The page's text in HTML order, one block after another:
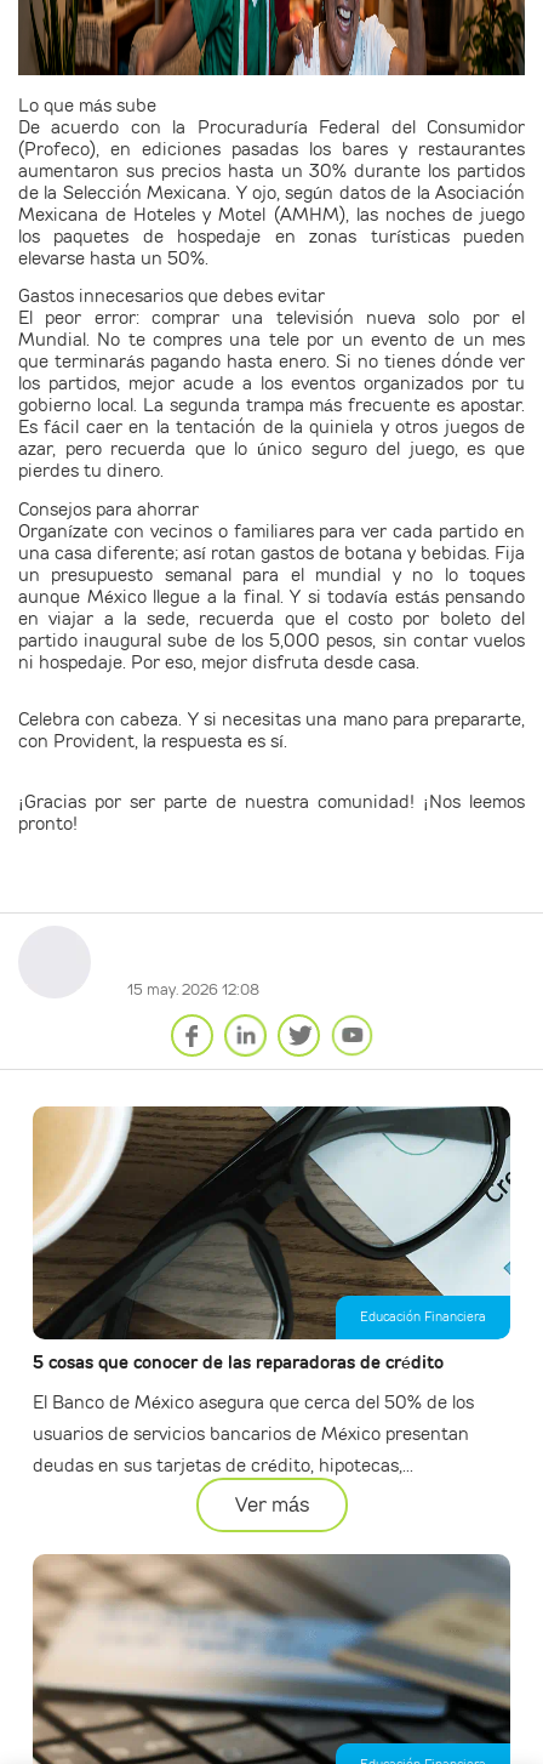
Lo que más sube
De acuerdo con la Procuraduría Federal del Consumidor
(Profeco), en ediciones pasadas los bares y restaurantes
aumentaron sus precios hasta un 30% durante los partidos
de la Selección Mexicana. Y ojo, según datos de la Asociación
Mexicana de Hoteles y Motel (AMHM), las noches de juego
los paquetes de hospedaje en zonas turísticas pueden
elevarse hasta un 50%.
Gastos innecesarios que debes evitar
El peor error: comprar una televisión nueva solo por el
Mundial. No te compres una tele por un evento de un mes
que terminarás pagando hasta enero. Si no tienes dónde ver
los partidos, mejor acude a los eventos organizados por tu
gobierno local. La segunda trampa más frecuente es apostar.
Es fácil caer en la tentación de la quiniela y otros juegos de
azar, pero recuerda que lo único seguro del juego, es que
pierdes tu dinero.
Consejos para ahorrar
Organízate con vecinos o familiares para ver cada partido en
una casa diferente; así rotan gastos de botana y bebidas. Fija
un presupuesto semanal para el mundial y no lo toques
aunque México llegue a la final. Y si todavía estás pensando
en viajar a la sede, recuerda que el costo por boleto del
partido inaugural sube de los 5,000 pesos, sin contar vuelos
ni hospedaje. Por eso, mejor disfruta desde casa.
Celebra con cabeza. Y si necesitas una mano para prepararte,
con Provident, la respuesta es sí.
¡Gracias por ser parte de nuestra comunidad! ¡Nos leemos
pronto!
15 may. 2026 12:08
Educación Financiera
5 cosas que conocer de las reparadoras de crédito
El Banco de México asegura que cerca del 50% de los
usuarios de servicios bancarios de México presentan
deudas en sus tarjetas de crédito, hipotecas,...
Ver más